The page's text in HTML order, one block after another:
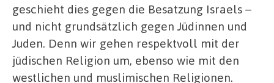
geschieht dies gegen die Besatzung Israels –
und nicht grundsätzlich gegen Jüdinnen und
Juden. Denn wir gehen respektvoll mit der
jüdischen Religion um, ebenso wie mit den
westlichen und muslimischen Religionen.